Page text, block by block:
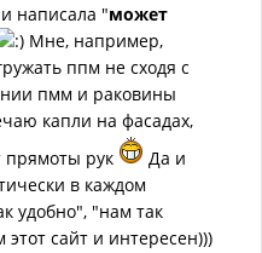
написала "может
Мне, например,
ппм не сходя с
пмм и раковины
капли на фасадах,
прямоты рук
Да и
в каждом
удобно", "нам так
сайт и интересен)))